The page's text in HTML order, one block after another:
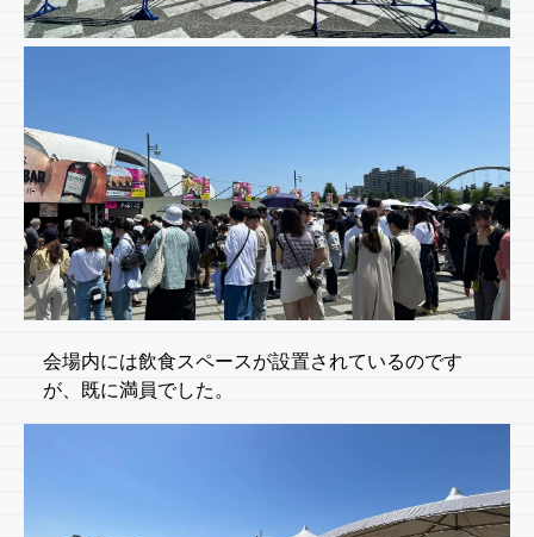
会場内には飲食スペースが設置されているのです
が、既に満員でした。